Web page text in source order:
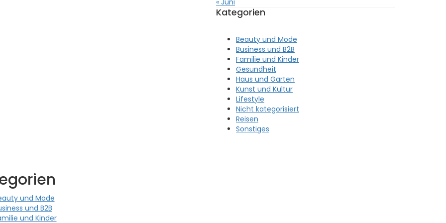
« Juni
Kategorien
Beauty und Mode
Business und B2B
Familie und Kinder
Gesundheit
Haus und Garten
Kunst und Kultur
Lifestyle
Nicht kategorisiert
Reisen
Sonstiges
und Mode
und B2B
und Kinder